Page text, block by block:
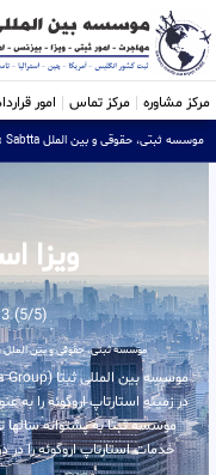
مرکز مشاوره مرکز تماس امور
موسسه ثبتی، حقوقی و بین الملل Sabtta
ویزا
(5/5) 1513 امتیاز
موسسه ثبتی، حقوقی و بین الملل Sabtta
در زمینه استارتاپ اروگوئه را به
موسسه ثبتا به پشتوانه
خدمات استارتاپ اروگوئه را